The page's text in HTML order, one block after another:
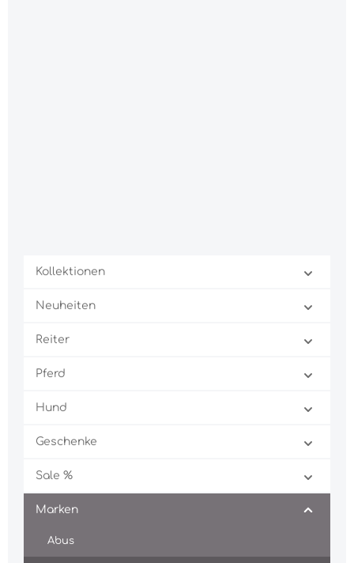
Kollektionen
Neuheiten
Reiter
Pferd
Hund
Geschenke
Sale %
Marken
Abus